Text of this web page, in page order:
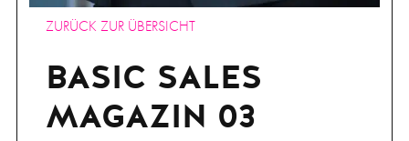
ZURÜCK ZUR ÜBERSICHT
BASIC SALES
MAGAZIN 03